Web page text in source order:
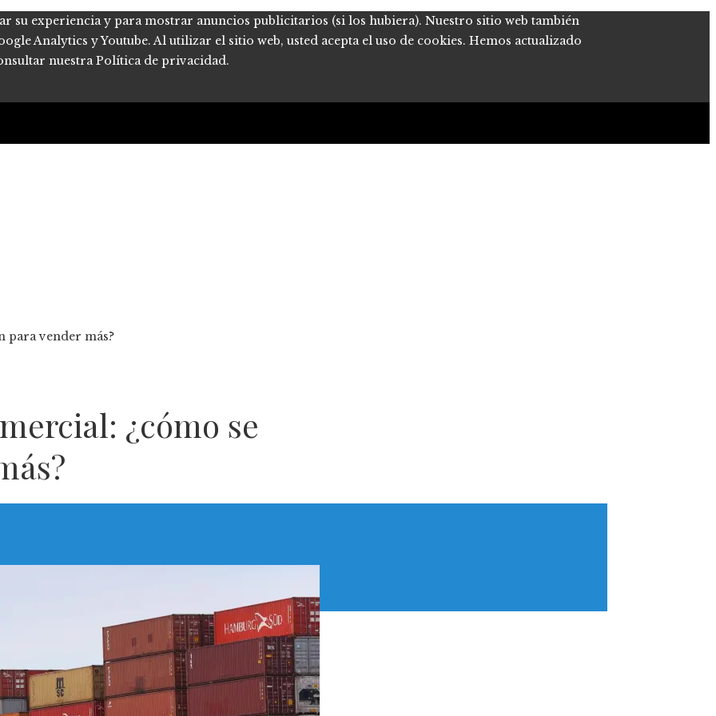
su experiencia y para mostrar anuncios publicitarios (si los hubiera). Nuestro sitio web también
Analytics y Youtube. Al utilizar el sitio web, usted acepta el uso de cookies. Hemos actualizado
nuestra Política de privacidad.
para vender más?
¿cómo se